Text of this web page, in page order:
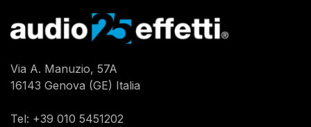
Via A. Manuzio, 57A
16143 Genova (GE) Italia
Tel: +39 010 5451202